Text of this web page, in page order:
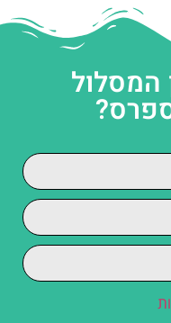
המסלול